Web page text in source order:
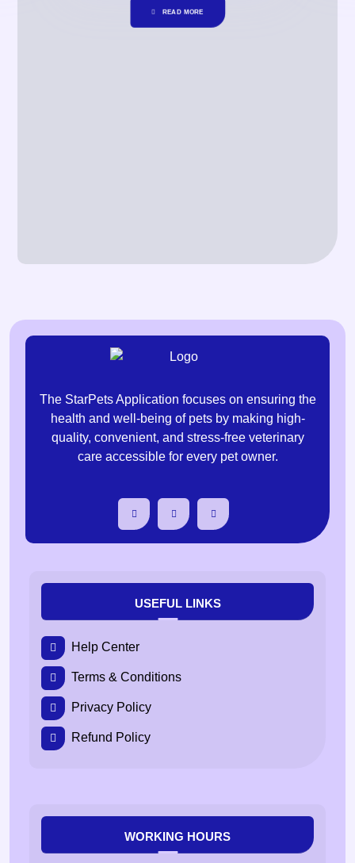
READ MORE
The StarPets Application focuses on ensuring the
health and well-being of pets by making high-
quality, convenient, and stress-free veterinary
care accessible for every pet owner.
USEFUL LINKS
Help Center
Terms & Conditions
Privacy Policy
Refund Policy
WORKING HOURS